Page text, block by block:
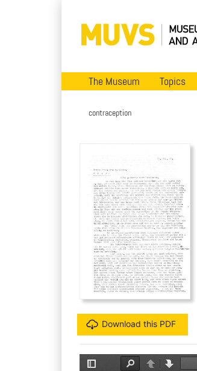
The Museum Topics
contraception
Download this PDF